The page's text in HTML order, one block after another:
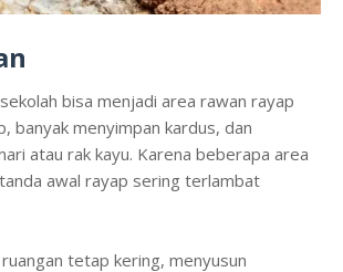
bisa menjadi area rawan rayap
banyak menyimpan kardus, dan
atau rak kayu. Karena beberapa area
awal rayap sering terlambat
tetap kering, menyusun